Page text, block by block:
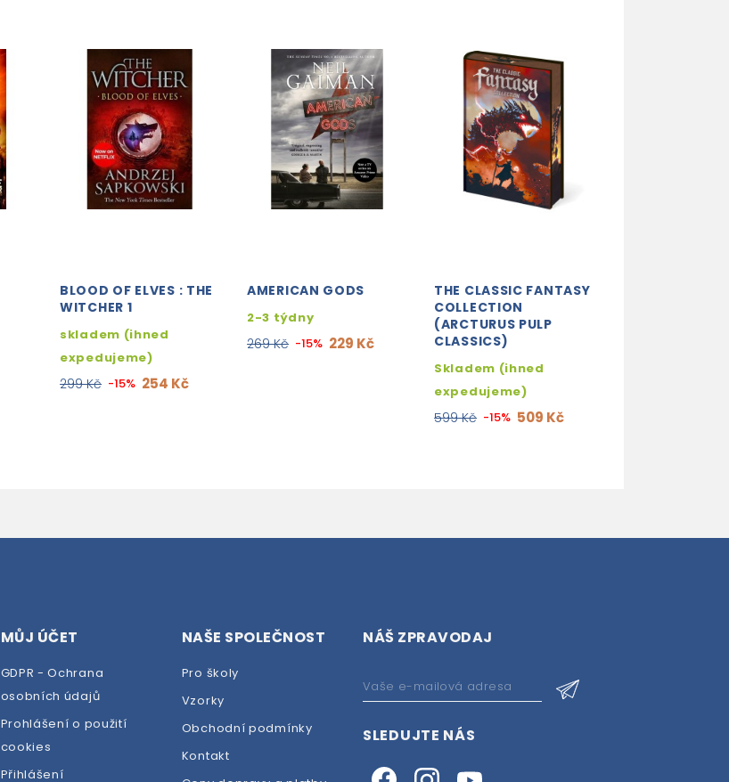
BLOOD OF ELVES : THE
WITCHER 1
skladem (ihned
expedujeme)
299 Kč -15% 254 Kč
AMERICAN GODS
2-3 týdny
269 Kč -15% 229 Kč
THE CLASSIC FANTASY
COLLECTION
(ARCTURUS PULP
CLASSICS)
Skladem (ihned
expedujeme)
599 Kč -15% 509 Kč
MŮJ ÚČET
GDPR - Ochrana
osobních údajů
Prohlášení o použití
cookies
Přihlášení
NAŠE SPOLEČNOST
Pro školy
Vzorky
Obchodní podmínky
Kontakt
NÁŠ ZPRAVODAJ
SLEDUJTE NÁS